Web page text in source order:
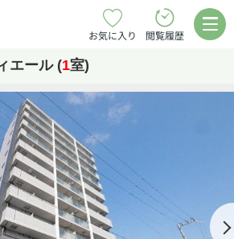
お気に入り 閲覧履歴
エール (1室)